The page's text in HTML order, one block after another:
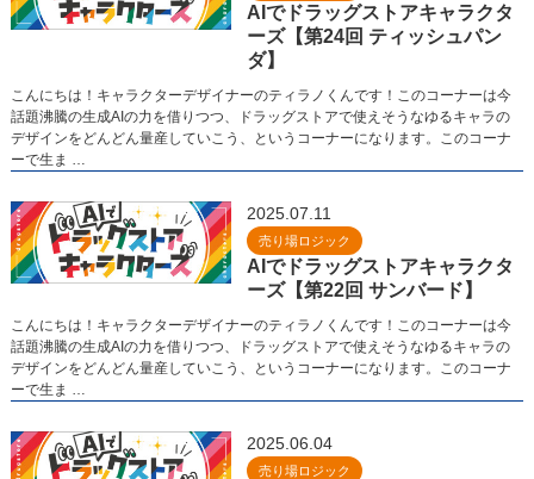
AIでドラッグストアキャラクタ
ーズ【第24回 ティッシュパン
ダ】
こんにちは！キャラクターデザイナーのティラノくんです！このコーナーは今
話題沸騰の生成AIの力を借りつつ、ドラッグストアで使えそうなゆるキャラの
デザインをどんどん量産していこう、というコーナーになります。このコーナ
ーで生ま …
2025.07.11
売り場ロジック
AIでドラッグストアキャラクタ
ーズ【第22回 サンバード】
こんにちは！キャラクターデザイナーのティラノくんです！このコーナーは今
話題沸騰の生成AIの力を借りつつ、ドラッグストアで使えそうなゆるキャラの
デザインをどんどん量産していこう、というコーナーになります。このコーナ
ーで生ま …
2025.06.04
売り場ロジック